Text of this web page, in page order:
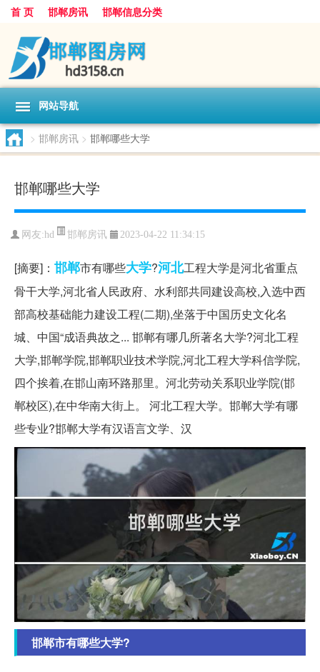
首 页 邯郸房讯 邯郸信息分类
网站导航
> 邯郸房讯 > 邯郸哪些大学
邯郸哪些大学
网友:hd 邯郸房讯 2023-04-22 11:34:15
[摘要]： 邯郸市有哪些大学?河北工程大学是河北省重点
骨干大学,河北省人民政府、水利部共同建设高校,入选中西
部高校基础能力建设工程(二期),坐落于中国历史文化名
城、中国“成语典故之... 邯郸有哪几所著名大学?河北工程
大学,邯郸学院,邯郸职业技术学院,河北工程大学科信学院,
四个挨着,在邯山南环路那里。河北劳动关系职业学院(邯
郸校区),在中华南大街上。 河北工程大学。邯郸大学有哪
些专业?邯郸大学有汉语言文学、汉
邯郸市有哪些大学?